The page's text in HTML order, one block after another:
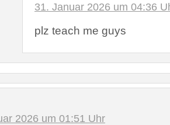
31. Januar 2026 um 04:36
plz teach me guys
2026 um 01:51 Uhr